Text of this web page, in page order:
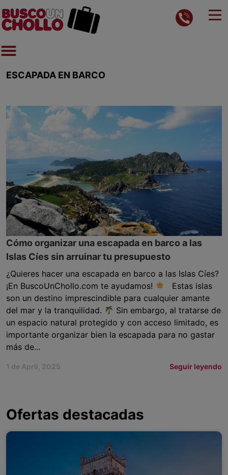
ESCAPADA EN BARCO
Cómo organizar una escapada en barco a las
Islas Cíes sin arruinar tu presupuesto
¿Quieres hacer una escapada en barco a las Islas Cíes?
¡En BuscoUnChollo.com te ayudamos!
Estas islas
son un destino imprescindible para cualquier amante
del mar y la tranquilidad.
Sin embargo, al tratarse de
un espacio natural protegido y con acceso limitado, es
importante organizar bien la escapada para no gastar
más de...
1 de April, 2025 Seguir leyendo
Ofertas destacadas